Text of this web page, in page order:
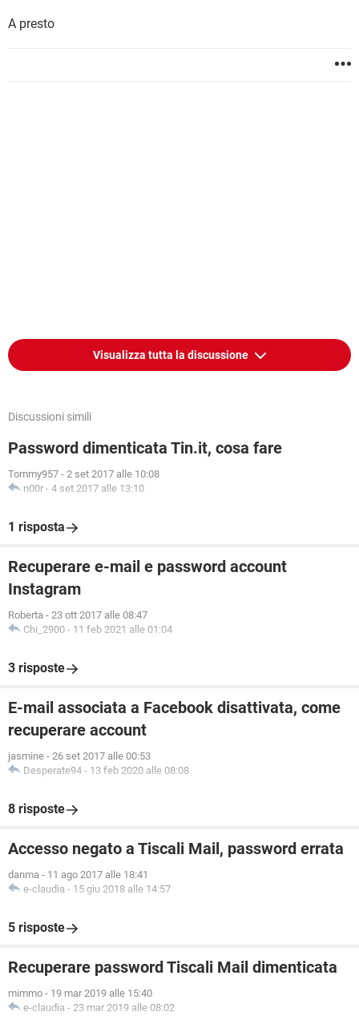
A presto
Visualizza tutta la discussione
Discussioni simili
Password dimenticata Tin.it, cosa fare
Tommy957 - 2 set 2017 alle 10:08
n00r - 4 set 2017 alle 13:10
1 risposta
Recuperare e-mail e password account
Instagram
Roberta - 23 ott 2017 alle 08:47
Chi_2900 - 11 feb 2021 alle 01:04
3 risposte
E-mail associata a Facebook disattivata, come
recuperare account
jasmine - 26 set 2017 alle 00:53
Desperate94 - 13 feb 2020 alle 08:08
8 risposte
Accesso negato a Tiscali Mail, password errata
danma - 11 ago 2017 alle 18:41
e-claudia - 15 giu 2018 alle 14:57
5 risposte
Recuperare password Tiscali Mail dimenticata
mimmo - 19 mar 2019 alle 15:40
e-claudia - 23 mar 2019 alle 08:02